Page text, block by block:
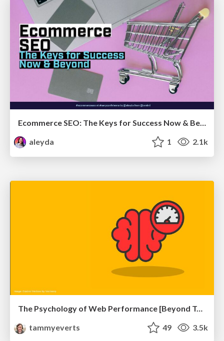
Ecommerce SEO: The Keys for Success Now & Beyond - #SERPConf2024
aleyda
1 2.1k
The Psychology of Web Performance [Beyond Tellerrand 2023]
tammyeverts
49 3.5k